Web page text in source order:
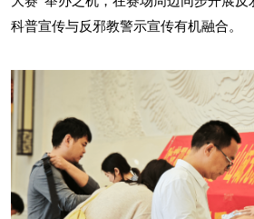
科普宣传与反邪教警示宣传有机融合。